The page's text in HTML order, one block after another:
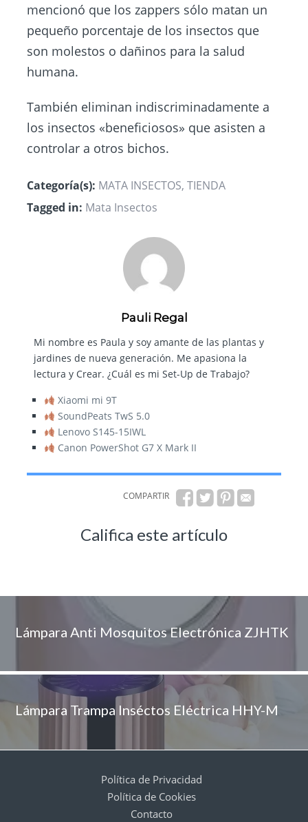
mencionó que los zappers sólo matan un
pequeño porcentaje de los insectos que
son molestos o dañinos para la salud
humana.
También eliminan indiscriminadamente a
los insectos «beneficiosos» que asisten a
controlar a otros bichos.
Categoría(s): MATA INSECTOS, TIENDA
Tagged in: Mata Insectos
Pauli Regal
Mi nombre es Paula y soy amante de las plantas y
jardines de nueva generación. Me apasiona la
lectura y Crear. ¿Cuál es mi Set-Up de Trabajo?
Xiaomi mi 9T
SoundPeats TwS 5.0
Lenovo S145-15IWL
Canon PowerShot G7 X Mark II
COMPARTIR
Califica este artículo
Lámpara Anti Mosquitos Electrónica ZJHTK
Lámpara Trampa Inséctos Eléctrica HHY-M
Política de Privacidad
Política de Cookies
Contacto